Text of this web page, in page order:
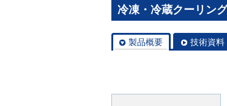
冷凍・冷蔵クーリン
製品概要 技術資料